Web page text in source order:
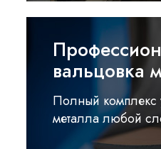
вальцовка
Полный комплекс
металла любой